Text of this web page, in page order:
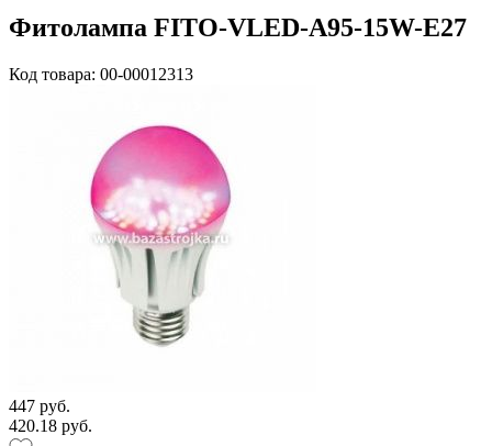
Фитолампа FITO-VLED-A95-15W-E27
Код товара: 00-00012313
447 руб.
420.18 руб.